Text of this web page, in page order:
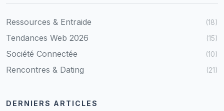
Ressources & Entraide (18)
Tendances Web 2026 (15)
Société Connectée (10)
Rencontres & Dating (21)
DERNIERS ARTICLES